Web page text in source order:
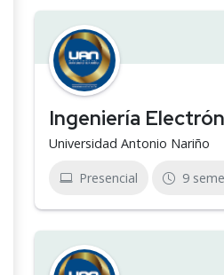
Ingeniería
Universidad Antonio Nariño
Presencial 9